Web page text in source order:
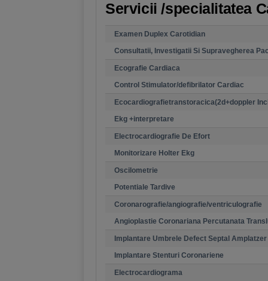
Servicii /specialitatea
Examen Duplex Carotidian
Consultatii, Investigatii Si Supravegherea
Ecografie Cardiaca
Control Stimulator/defibrilator Cardiac
Ecocardiografietranstoracica(2d+doppler
Ekg +interpretare
Electrocardiografie De Efort
Monitorizare Holter Ekg
Oscilometrie
Potentiale Tardive
Coronarografie/angiografie/ventriculografie
Angioplastie Coronariana Percutanata
Implantare Umbrele Defect Septal Amplatzer
Implantare Stenturi Coronariene
Electrocardiograma